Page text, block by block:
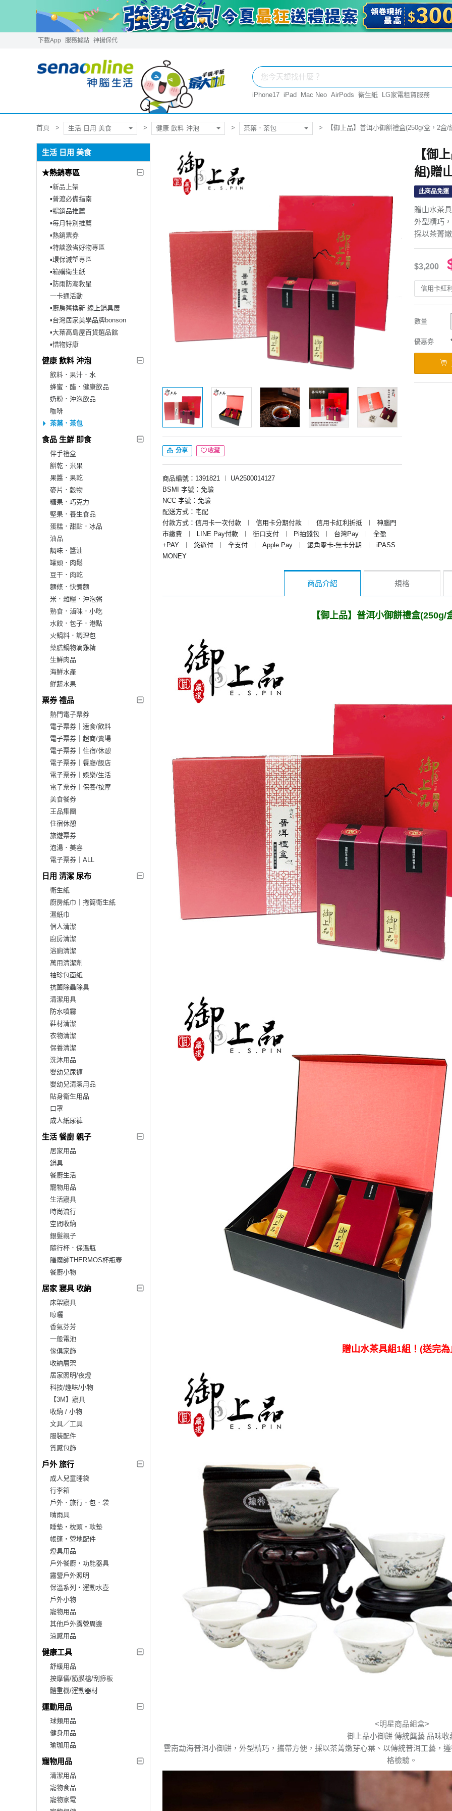
下載App 服務據點 神揚保代
iPhone17 iPad Mac Neo AirPods 衛生紙 LG家電租賃服務
首頁 生活 日用 美食 健康 飲料 沖泡 茶葉．茶包 【御上品】普洱小御餅禮盒(250g/盒，2盒
生活 日用 美食
★熱銷專區
▪︎新品上架
▪︎普渡必備指南
▪︎暢銷品推薦
▪︎每月特別推薦
▪︎熱銷票券
▪︎特談激省好物專區
▪︎環保減塑專區
▪︎箱購衛生紙
▪︎防雨防潮救星
一卡通活動
▪︎廚房舊換新 線上鍋具展
▪︎台灣居家美學品牌bonson
▪︎大葉高島屋百貨選品館
▪︎惜物好康
健康 飲料 沖泡
飲料．果汁．水
蜂蜜．醋．健康飲品
奶粉．沖泡飲品
咖啡
茶葉．茶包
食品 生鮮 即食
伴手禮盒
餅乾．米果
果醬．果乾
麥片．穀物
糖果．巧克力
堅果．養生食品
蛋糕．甜點．冰品
油品
調味．醬油
罐頭．肉鬆
豆干．肉乾
麵條．快煮麵
米．雜糧．沖泡粥
熟食．滷味．小吃
水餃．包子．港點
火鍋料．調理包
藥膳鍋物滴雞精
生鮮肉品
海鮮水產
鮮蔬水果
票券 禮品
熱門電子票券
電子票券｜速食/飲料
電子票券｜超商/賣場
電子票券｜住宿/休憩
電子票券｜餐廳/飯店
電子票券｜娛樂/生活
電子票券｜保養/按摩
美食餐券
王品集團
住宿休憩
旅遊票券
泡湯．美容
電子票券｜ALL
日用 清潔 尿布
衛生紙
廚房紙巾｜捲筒衛生紙
濕紙巾
個人清潔
廚房清潔
浴廁清潔
萬用清潔劑
袖珍包面紙
抗菌除蟲除臭
清潔用具
防水噴霧
鞋材清潔
衣物清潔
保養清潔
洗沐用品
嬰幼兒尿褲
嬰幼兒清潔用品
貼身衛生用品
口罩
成人紙尿褲
生活 餐廚 親子
居家用品
鍋具
餐廚生活
寵物用品
生活寢具
時尚流行
空間收納
銀髮親子
隨行杯．保溫瓶
膳魔師THERMOS杯瓶壺
餐廚小物
居家 寢具 收納
床架寢具
晾曬
香氣芬芳
一般電池
傢俱家飾
收納層架
居家照明/夜燈
科技/趣味/小物
【3M】寢具
收納 / 小物
文具／工具
服裝配件
質感包飾
戶外 旅行
成人兒童睡袋
行李箱
戶外．旅行．包．袋
晴雨具
睡墊‧枕頭‧軟墊
帳篷‧營地配件
燈具用品
戶外餐廚‧功能器具
露營戶外照明
保溫系列‧運動水壺
戶外小物
寵物用品
其他戶外露營周邊
涼感用品
健康工具
舒緩用品
按摩儀/筋膜槍/刮痧板
體重機/運動器材
運動用品
球類用品
健身用品
瑜珈用品
寵物用品
清潔用品
寵物食品
寵物家電
分享 收藏
商品編號：1391821 ︱
UA2500014127
BSMI 字號：免驗
NCC 字號：免驗
配送方式：宅配
付款方式：信用卡一次付款
︱ 信用卡分期付款 ︱ 信用卡紅利折抵 ︱
神腦門
市繳費
︱ LINE Pay付款 ︱ 街口支付 ︱ Pi拍錢包 ︱ 台灣Pay ︱
全盈
+PAY
︱ 悠遊付 ︱ 全支付 ︱ Apple Pay ︱ 銀角零卡-無卡分期 ︱
iPASS
MONEY
【御
組)贈
此商品免運
贈山水茶
外型精巧
採以茶菁
$3,200
信用卡紅
數量
優惠券
商品介紹 規格
【御上品】普洱小御餅禮盒(250g/
贈山水茶具組1組！(送完為
<明星商品組盒>
御上品小御餅 傳統龔藝 品味收
雲南勐海普洱小御餅，外型精巧，攜帶方便，採以茶菁嫩芽心葉、以傳統普洱工藝，
格檢驗。